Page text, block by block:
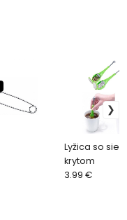
Lyžica so
krytom
3.99 €